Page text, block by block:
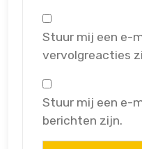
Stuur mij een e-
vervolgreacties
Stuur mij een e-
berichten zijn.